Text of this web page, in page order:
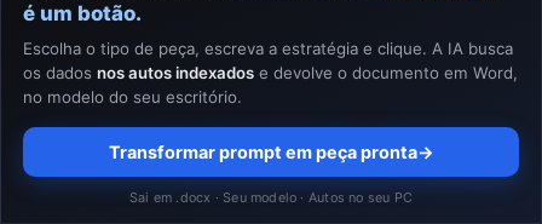
3. As CONTRADITAS têm prova documental do
vínculo listada e pronta para exibição ANTES
do depoimento (CPC art. 457, §1º)?
4. Cada resposta esperada tem PLANO B
(documento de confronto identificado)?
é um botão.
Escolha o tipo de peça, escreva a estratégia e clique. A IA busca
os dados nos autos indexados e devolve o documento em Word,
no modelo do seu escritório.
Transformar prompt em peça pronta→
Sai em .docx · Seu modelo · Autos no seu PC